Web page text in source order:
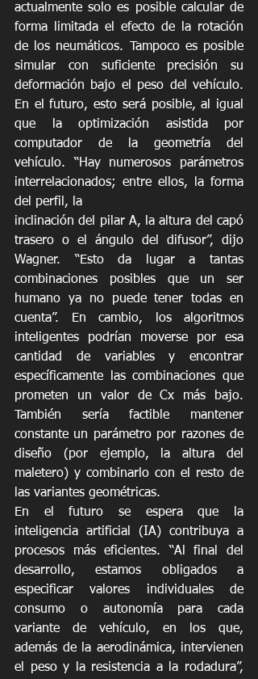
actualmente solo es posible calcular de
forma limitada el efecto de la rotación
de los neumáticos. Tampoco es posible
simular con suficiente precisión su
deformación bajo el peso del vehículo.
En el futuro, esto será posible, al igual
que la optimización asistida por
computador de la geometría del
vehículo. “Hay numerosos parámetros
interrelacionados; entre ellos, la forma
del perfil, la
inclinación del pilar A, la altura del capó
trasero o el ángulo del difusor”, dijo
Wagner. “Esto da lugar a tantas
combinaciones posibles que un ser
humano ya no puede tener todas en
cuenta”. En cambio, los algoritmos
inteligentes podrían moverse por esa
cantidad de variables y encontrar
específicamente las combinaciones que
prometen un valor de Cx más bajo.
También sería factible mantener
constante un parámetro por razones de
diseño (por ejemplo, la altura del
maletero) y combinarlo con el resto de
las variantes geométricas.
En el futuro se espera que la
inteligencia artificial (IA) contribuya a
procesos más eficientes. “Al final del
desarrollo, estamos obligados a
especificar valores individuales de
consumo o autonomía para cada
variante de vehículo, en los que,
además de la aerodinámica, intervienen
el peso y la resistencia a la rodadura”,